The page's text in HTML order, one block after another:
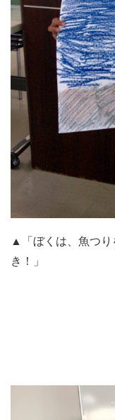
▲「ぼくは、魚つり
き！」